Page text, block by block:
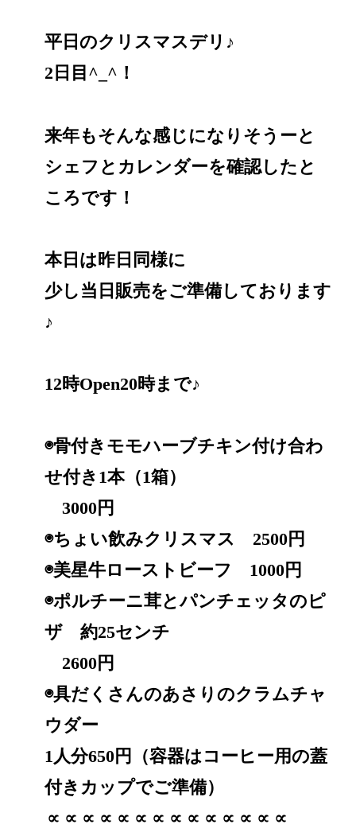
平日のクリスマスデリ♪
2日目^_^！
来年もそんな感じになりそうーと
シェフとカレンダーを確認したと
ころです！
本日は昨日同様に
少し当日販売をご準備しております
♪
12時Open20時まで♪
◉骨付きモモハーブチキン付け合わ
せ付き1本（1箱）
3000円
◉ちょい飲みクリスマス 2500円
◉美星牛ローストビーフ 1000円
◉ポルチーニ茸とパンチェッタのピ
ザ 約25センチ
2600円
◉具だくさんのあさりのクラムチャ
ウダー
1人分650円（容器はコーヒー用の蓋
付きカップでご準備）
∝∝∝∝∝∝∝∝∝∝∝∝∝∝